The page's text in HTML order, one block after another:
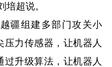
培超说。
组建多部门攻关小
力传感器，让机器人
升级算法，让机器人